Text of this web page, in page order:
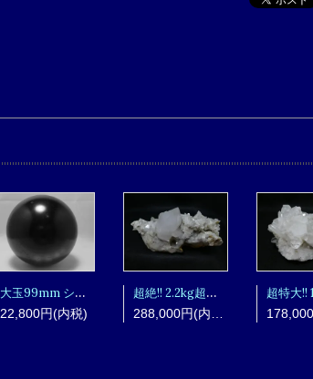
大玉99mm シュンガイト丸玉 sym5102712
22,800円(内税)
超絶!! 2.2kg超え!!! MGMクォーツクラスター mgmg17100301